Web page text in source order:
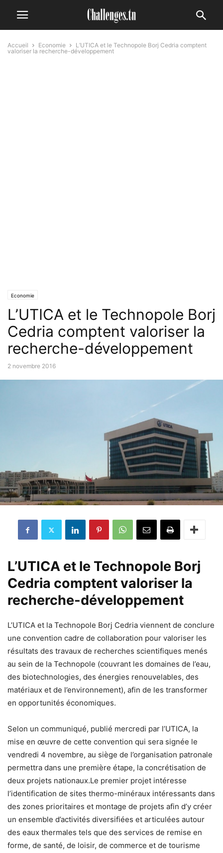
Accueil Economie
L’UTICA et le Technopole Borj Cedria comptent
valoriser la recherche-développement
Economie
L’UTICA et le Technopole Borj
Cedria comptent valoriser la
recherche-développement
2 novembre 2016
L’UTICA et le Technopole Borj
Cedria comptent valoriser la
recherche-développement
L’UTICA et la Technopole Borj Cedria viennent de conclure
une convention cadre de collaboration pour valoriser les
résultats des travaux de recherches scientifiques menés
au sein de la Technopole (couvrant les domaines de l’eau,
des biotechnologies, des énergies renouvelables, des
matériaux et de l’environnement), afin de les transformer
en opportunités économiques.
Selon un communiqué, publié mercredi par l’UTICA, la
mise en œuvre de cette convention qui sera signée le
vendredi 4 novembre, au siège de l’organisation patronale
permettra dans une première étape, la concrétisation de
deux projets nationaux.Le premier projet intéresse
l’identification de sites thermo-minéraux intéressants dans
des zones prioritaires et montage de projets afin d’y créer
un ensemble d’activités diversifiées et articulées autour
des eaux thermales tels que des services de remise en
forme, de santé, de loisir, de commerce et de tourisme